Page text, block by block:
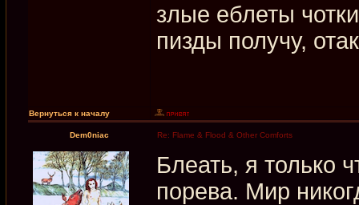
злые еблеты
пизды получу,
Вернуться к началу
Dem0niac Re: Flame & Flood & Other Comforts
Блеать, я только
порева. Мир